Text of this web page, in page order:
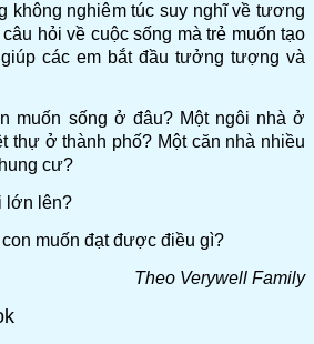
không nghiêm túc suy nghĩ về tương
hỏi về cuộc sống mà trẻ muốn tạo
các em bắt đầu tưởng tượng và
muốn sống ở đâu? Một ngôi nhà ở
thự ở thành phố? Một căn nhà nhiều
cư?
lớn lên?
muốn đạt được điều gì?
Theo Verywell Family